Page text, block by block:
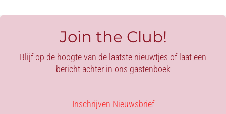
Join the Club!
Blijf op de hoogte van de laatste nieuwtjes of laat een
bericht achter in ons gastenboek
Inschrijven Nieuwsbrief